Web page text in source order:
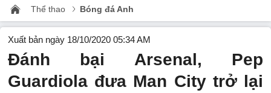
Thể thao Bóng đá Anh
Xuất bản ngày 18/10/2020 05:34 AM
Đánh bại Arsenal, Pep
Guardiola đưa Man City trở lại